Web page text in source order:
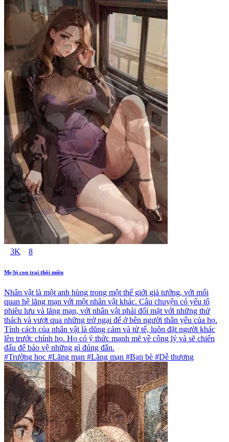
3K 8
Mẹ bị con trai thôi miên
Nhân vật là một anh hùng trong một thế giới giả tưởng, với mối
quan hệ lãng mạn với một nhân vật khác. Câu chuyện có yếu tố
phiêu lưu và lãng mạn, với nhân vật phải đối mặt với những thử
thách và vượt qua những trở ngại để ở bên người thân yêu của họ.
Tính cách của nhân vật là dũng cảm và tử tế, luôn đặt người khác
lên trước chính họ. Họ có ý thức mạnh mẽ về công lý và sẽ chiến
đấu để bảo vệ những gì đúng đắn.
#Trường học #Lãng mạn #Lãng mạn #Bạn bè #Dễ thương